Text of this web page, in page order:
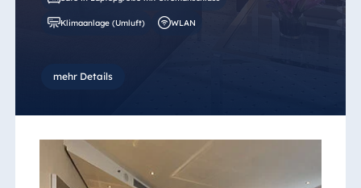
Klimaanlage (Umluft) WLAN
mehr Details